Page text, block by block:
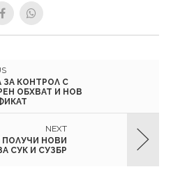
ЗА КОНТРОЛ С
ОБХВАТ И НОВ
NEXT
НОВИ
СУК И СУЗБР